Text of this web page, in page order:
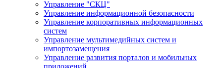
Управление "СКЦ"
Управление информационной безопасности
Управление корпоративных информационных
систем
Управление мультимедийных систем и
импортозамещения
Управление развития порталов и мобильных
приложений